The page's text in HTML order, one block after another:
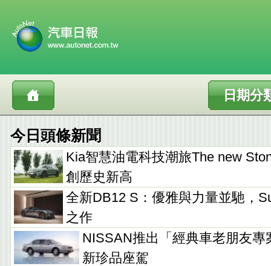
日期分
今日頭條新聞
Kia智慧油電科技潮旅The new
創歷史新高
全新DB12 S：優雅與力量並馳，
之作
NISSAN推出「經典車老朋友專
新珍品座駕